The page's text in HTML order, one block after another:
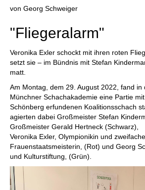
von Georg Schweiger
"Fliegeralarm"
Veronika Exler schockt mit ihren roten
setzt sie – im Bündnis mit Stefan
matt.
Am Montag, dem 29. August 2022, fand in
Münchner Schachakademie eine Partie
Schönberg erfundenen Koalitionsschach
agierten dabei Großmeister Stefan
Großmeister Gerald Hertneck (Schwarz),
Veronika Exler, Olympionikin und
Frauenstaatsmeisterin, (Rot) und Georg
und Kulturstiftung, (Grün).